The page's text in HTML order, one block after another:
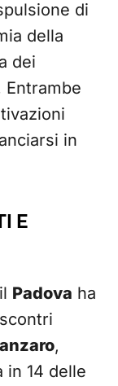
di
della
dei
Entrambe
in
E
Padova ha
,
in 14 delle